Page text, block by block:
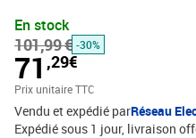
En stock
101,99 € -30%
71 ,29€
Prix unitaire TTC
Vendu et expédié parRéseau
Expédié sous 1 jour livraison